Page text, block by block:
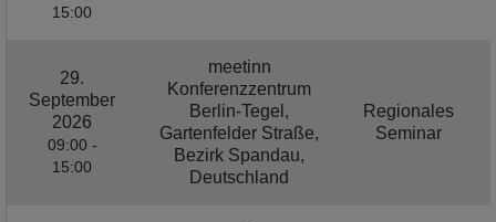
15:00
29.
September
2026
09:00 -
15:00
meetinn
Konferenzzentrum
Berlin-Tegel,
Gartenfelder Straße,
Bezirk Spandau,
Deutschland
Regionales
Seminar